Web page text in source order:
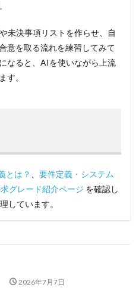
未決事項リストを作らせ、自
意を取る流れを練習してみて
なると、AIを使いながら上流
す。
とは？
要件定義・システム
グレード紹介ページ を確認し
しています。
2026年7月7日